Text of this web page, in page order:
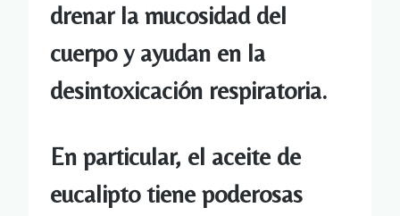
drenar la mucosidad del
cuerpo y ayudan en la
desintoxicación respiratoria.
En particular, el aceite de
eucalipto tiene poderosas